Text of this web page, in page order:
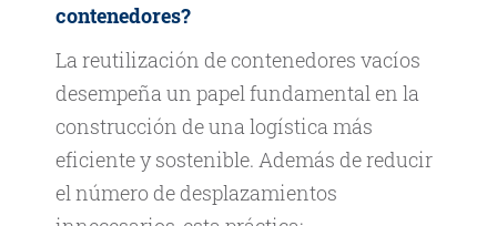
contenedores?
La reutilización de contenedores vacíos
desempeña un papel fundamental en la
construcción de una logística más
eficiente y sostenible. Además de reducir
el número de desplazamientos